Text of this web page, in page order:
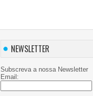
NEWSLETTER
Subscreva a nossa Newsletter
Email: